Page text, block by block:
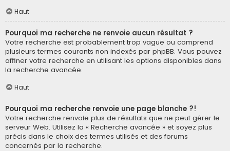
Haut
Pourquoi ma recherche ne renvoie aucun résultat ?
Votre recherche est probablement trop vague ou comprend
plusieurs termes courants non indexés par phpBB. Vous pouvez
affiner votre recherche en utilisant les options disponibles dans
la recherche avancée.
Haut
Pourquoi ma recherche renvoie une page blanche ?!
Votre recherche renvoie plus de résultats que ne peut gérer le
serveur Web. Utilisez la « Recherche avancée » et soyez plus
précis dans le choix des termes utilisés et des forums
concernés par la recherche.